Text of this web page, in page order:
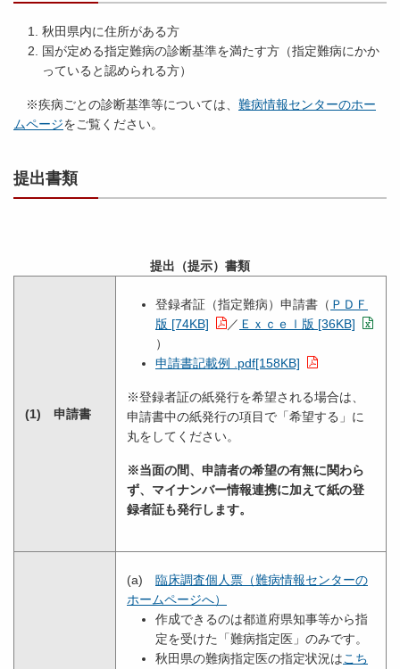
秋田県内に住所がある方
国が定める指定難病の診断基準を満たす方（指定難病にかか
っていると認められる方）
※疾病ごとの診断基準等については、 難病情報センターのホー
ムページをご覧ください。
提出書類
提出（提示）書類
(1) 申請書
登録者証（指定難病）申請書（ ＰＤＦ
版 [74KB]
／ Ｅｘｃｅｌ版 [36KB]
）
申請書記載例 .pdf[158KB]
※登録者証の紙発行を希望される場合は、
申請書中の紙発行の項目で「希望する」に
丸をしてください。
※当面の間、申請者の希望の有無に関わら
ず、マイナンバー情報連携に加えて紙の登
録者証も発行します。
(a) 臨床調査個人票（難病情報センターの
ホームページへ）
作成できるのは都道府県知事等から指
定を受けた「難病指定医」のみです。
秋田県の難病指定医の指定状況はこち